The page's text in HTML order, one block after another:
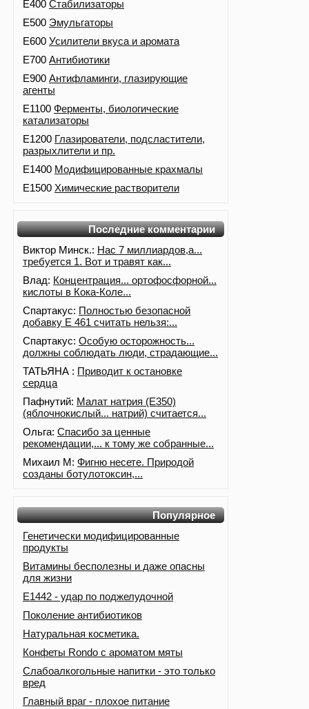
E400 Стабилизаторы
E500 Эмульгаторы
E600 Усилители вкуса и аромата
E700 Антибиотики
E900 Антифламинги, глазирующие
агенты
E1100 Ферменты, биологические
катализаторы
E1200 Глазирователи, подсластители,
разрыхлители и пр.
E1400 Модифицированные крахмалы
E1500 Химические растворители
Последние комментарии
Виктор Минск.: Нас 7 миллиардов,а...
требуется 1. Вот и травят как...
Влад: Концентрация... ортофосфорной...
кислоты в Кока-Коле...
Спартакус: Полностью безопасной
добавку Е 461 считать нельзя:...
Спартакус: Особую осторожность...
должны соблюдать люди, страдающие...
ТАТЬЯНА : Приводит к остановке
сердца
Пафнутий: Малат натрия (E350)
(яблочнокислый... натрий) считается...
Ольга: Спасибо за ценные
рекомендации,... к тому же собранные...
Михаил М: Фигню несете. Природой
созданы ботулотоксин,...
Популярное
Генетически модифицированные
продукты
Витамины бесполезны и даже опасны
для жизни
Е1442 - удар по поджелудочной
Поколение антибиотиков
Натуральная косметика.
Конфеты Rondo с ароматом мяты
Слабоалкогольные напитки - это только
вред
Главный враг - плохое питание